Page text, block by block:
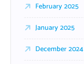
February 2025
January 2025
December 2024